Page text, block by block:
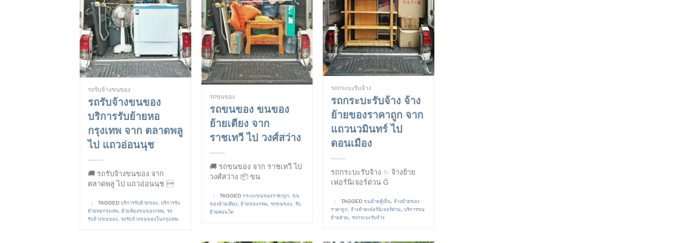
รถรับจ้างขนของ
รถรับจ้างขนของ
บริการรับย้ายหอ
กรุงเทพ จาก ตลาดพลู
ไป แถวอ่อนนุช
🚚 รถรับจ้างขนของ จาก
ตลาดพลู ไป แถวอ่อนนุช 
| TAGGED บริการรับย้ายของ
บริการรับ
ย้ายหอกรุงเทพ
ย้ายห้องขนของกทม รถ
รับจ้างขนของ
รถรับจ้างขนของในกรุงเทพ
รถขนของ
รถขนของ ขนของ
ย้ายเตียง จาก
ราชเทวี ไป วงศ์สว่าง
🚚 รถขนของ จาก ราชเทวี ไป
วงศ์สว่าง 📦 ขน
| TAGGED กระบะขนของราคาถูก
ขน
ของย้ายเตียง
ย้ายของกทม, รถขนของ
รับ
ย้ายคอนโด
รถกระบะรับจ้าง
รถกระบะรับจ้าง จ้าง
ย้ายของราคาถูก จาก
แถวนวมินทร์ ไป
ดอนเมือง
รถกระบะรับจ้าง ✨ จ้างย้าย
เฟอร์นิเจอร์ด่วน Ǵ
| TAGGEDขนย้ายตู้เย็น ,จ้างย้ายของ
ราคาถูก
,จ้างย้ายเฟอร์นิเจอร์ด่วน ,บริการขน
ย้ายด่วน ,รถกระบะรับจ้าง